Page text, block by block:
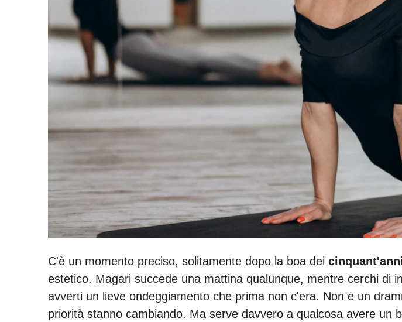
C'è un momento preciso, solitamente dopo la boa dei
estetico. Magari succede una mattina qualunque, mentre cerchi di
avverti un lieve ondeggiamento che prima non c'era. Non è un
priorità stanno cambiando. Ma serve davvero a qualcosa avere un